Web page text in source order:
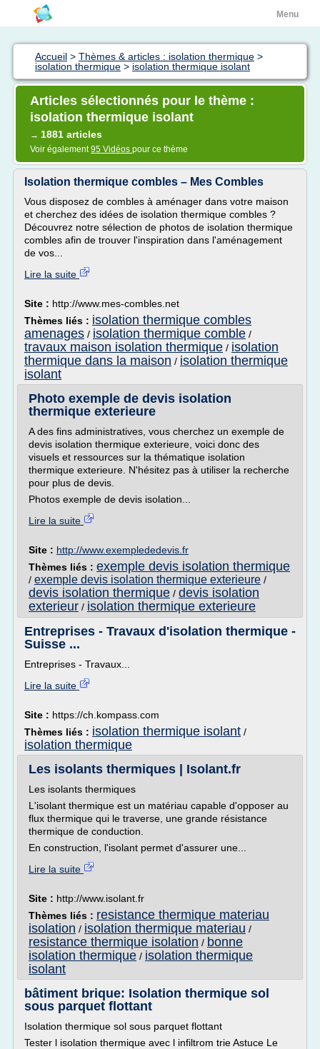
Menu
Accueil > Thèmes & articles : isolation thermique >
isolation thermique > isolation thermique isolant
Articles sélectionnés pour le thème :
isolation thermique isolant
→ 1881 articles
Voir également95 Vidéos pour ce thème
Isolation thermique combles – Mes Combles
Vous disposez de combles à aménager dans votre maison
et cherchez des idées de isolation thermique combles ?
Découvrez notre sélection de photos de isolation thermique
combles afin de trouver l'inspiration dans l'aménagement
de vos...
Lire la suite
Site : http://www.mes-combles.net
Thèmes liés : isolation thermique combles
amenages / isolation thermique comble /
travaux maison isolation thermique / isolation
thermique dans la maison / isolation thermique
isolant
Photo exemple de devis isolation
thermique exterieure
A des fins administratives, vous cherchez un exemple de
devis isolation thermique exterieure, voici donc des
visuels et ressources sur la thématique isolation
thermique exterieure. N'hésitez pas à utiliser la recherche
pour plus de devis.
Photos exemple de devis isolation...
Lire la suite
Site : http://www.exemplededevis.fr
Thèmes liés : exemple devis isolation thermique
/ exemple devis isolation thermique exterieure /
devis isolation thermique / devis isolation
exterieur / isolation thermique exterieure
Entreprises - Travaux d'isolation thermique -
Suisse ...
Entreprises - Travaux...
Lire la suite
Site : https://ch.kompass.com
Thèmes liés : isolation thermique isolant /
isolation thermique
Les isolants thermiques | Isolant.fr
Les isolants thermiques
L'isolant thermique est un matériau capable d'opposer au
flux thermique qui le traverse, une grande résistance
thermique de conduction.
En construction, l'isolant permet d'assurer une...
Lire la suite
Site : http://www.isolant.fr
Thèmes liés : resistance thermique materiau
isolation / isolation thermique materiau /
resistance thermique isolation / bonne
isolation thermique / isolation thermique
isolant
bâtiment brique: Isolation thermique sol
sous parquet flottant
Isolation thermique sol sous parquet flottant
Tester l isolation thermique avec l infiltrom trie Astuce Le